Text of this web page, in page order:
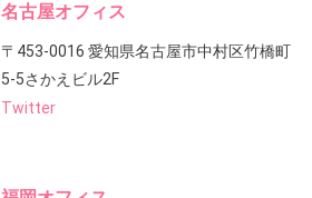
名古屋オフィス
〒453-0016 愛知県名古屋市中村区竹橋町
5-5さかえビル2F
Twitter